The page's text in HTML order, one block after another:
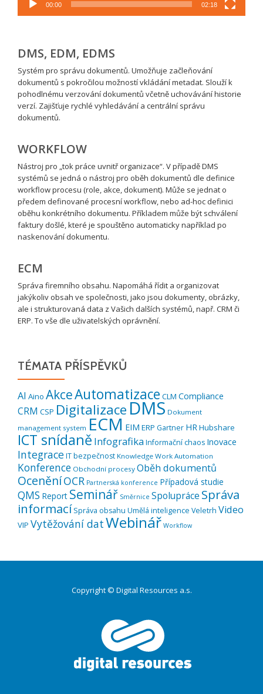
00:00 02:18
DMS, EDM, EDMS
Systém pro správu dokumentů. Umožňuje začleňování
dokumentů s pokročilou možností vkládání metadat. Slouží k
pohodlnému verzování dokumentů včetně uchovávání historie
verzí. Zajišťuje rychlé vyhledávání a centrální správu
dokumentů.
WORKFLOW
Nástroj pro „tok práce uvnitř organizace“. V případě DMS
systémů se jedná o nástroj pro oběh dokumentů dle definice
workflow procesu (role, akce, dokument). Může se jednat o
předem definované procesní workflow, nebo ad-hoc definici
oběhu konkrétního dokumentu. Příkladem může být schválení
faktury došlé, které je spouštěno automaticky například po
naskenování dokumentu.
ECM
Správa firemního obsahu. Napomáhá řídit a organizovat
jakýkoliv obsah ve společnosti, jako jsou dokumenty, obrázky,
ale i strukturovaná data z Vašich dalších systémů, např. CRM či
ERP. To vše dle uživatelských oprávnění.
TÉMATA PŘÍSPĚVKŮ
AI Aino AkceAutomatizace CLM Compliance
CRM CSP Digitalizace DMS Dokument
management system ECM EIM ERP Gartner HR Hubshare
ICT snídaně InfografikaInformační chaos Inovace
IntegraceIT bezpečnost Knowledge Work Automation
Konference Obchodní procesy Oběh dokumentů
OceněníOCR Partnerská konference Případová studie
QMS Report Seminář Směrnice Spolupráce Správa
informací Správa obsahu Umělá inteligence Veletrh Video
VIP Vytěžování datWebinář Workflow
Copyright © Digital Resources a.s.